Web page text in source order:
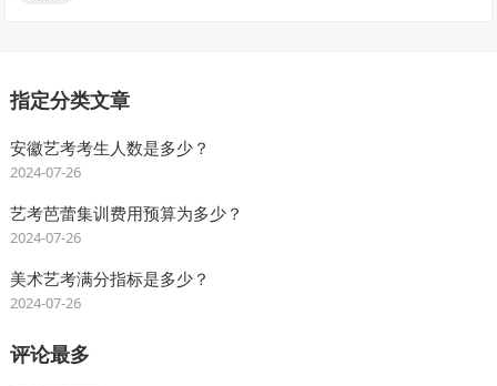
指定分类文章
安徽艺考考生人数是多少？
2024-07-26
艺考芭蕾集训费用预算为多少？
2024-07-26
美术艺考满分指标是多少？
2024-07-26
评论最多